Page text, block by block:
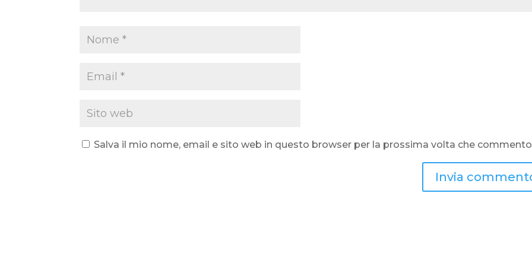
Salva il mio nome, email e sito web in questo browser per la prossima volta che